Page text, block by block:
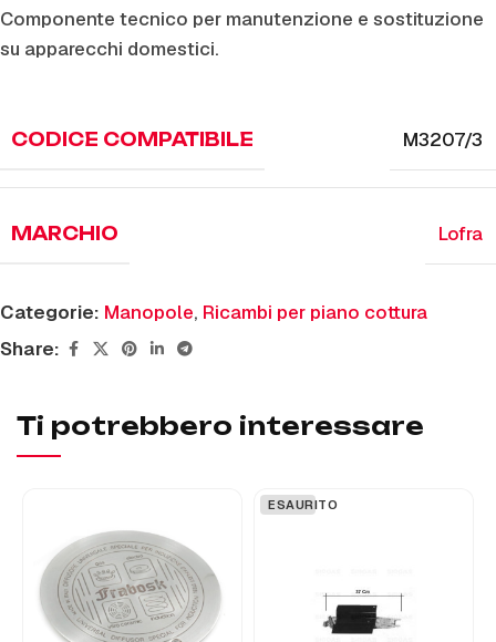
Componente tecnico per manutenzione e sostituzione
su apparecchi domestici.
CODICE COMPATIBILE M3207/3
MARCHIO Lofra
Categorie: Manopole, Ricambi per piano cottura
Share:
Ti potrebbero interessare
ESAURITO